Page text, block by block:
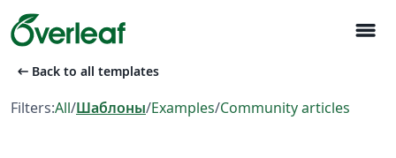
menu
arrow_left_alt Back to all templates
Filters:All/Шаблоны/Examples/Community articles